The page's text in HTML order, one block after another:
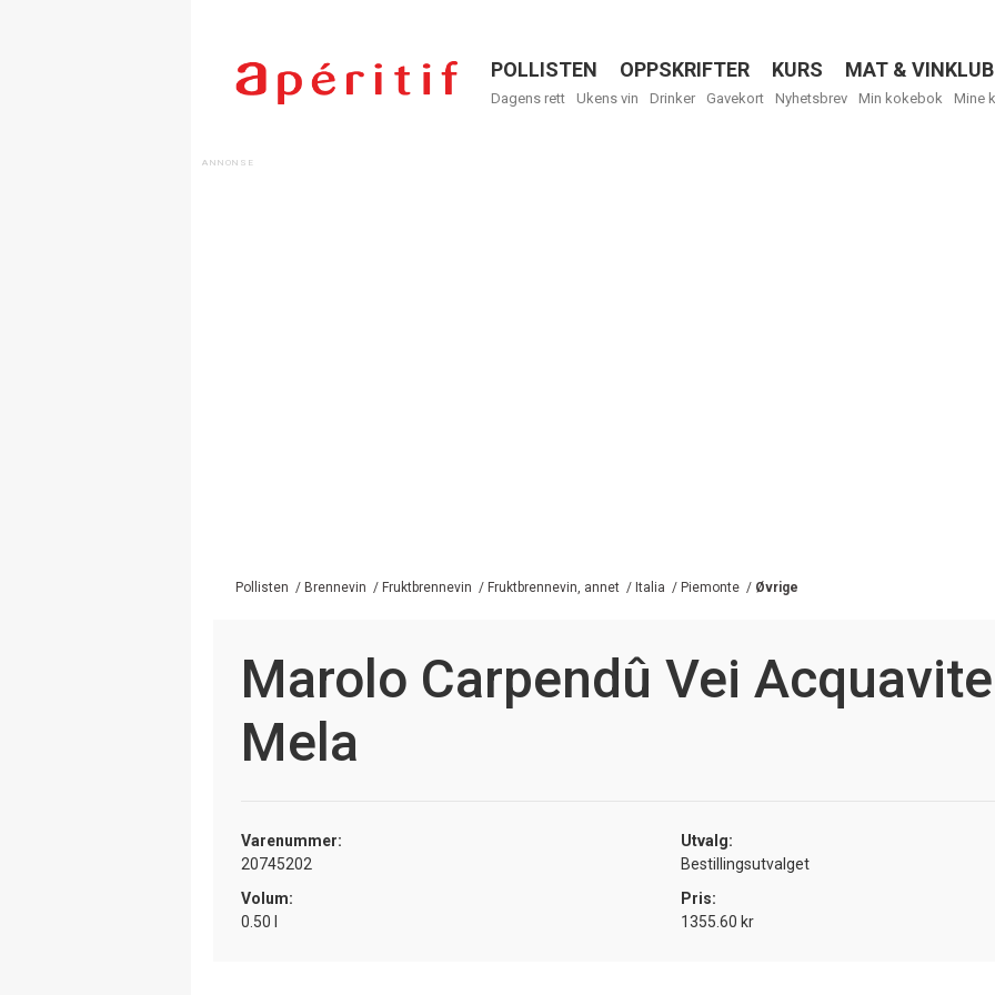
Menu
POLLISTEN OPPSKRIFTER KURS MAT &
Dagens rett Ukens vin Drinker Gavekort Nyhetsbrev Min kokebok Mine
Pollisten / Brennevin / Fruktbrennevin / Fruktbrennevin, annet / Italia / Piemonte / Øvrige
Marolo Carpendû Vei
Mela
Varenummer:
20745202
Utvalg:
Bestillingsutvalget
Volum:
0.50 l
Pris:
1355.60 kr